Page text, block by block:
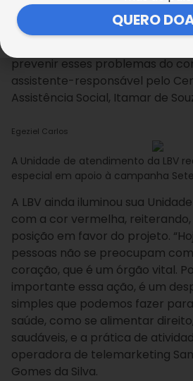
proporciona conscientização a
com a saúde do coração.
prevenir esses problemas do
assistente-responsável pelo
Assistência Social, Itamar de
Egeziel Carlos
A Unidade de atendimento da LBV
especial em apoio à campanha
A LBV ainda iluminou sua
com a cor vermelha, reiterando,
posição em favor do projeto.
pessoas não se preocupam
coração, que é um órgão vital.
importante essa ação, é um
simples que podemos fazer
saúde, como se alimentar
saudáveis, e a prática de
operadora de telemarketing
Gomes da Silva.
QUERO